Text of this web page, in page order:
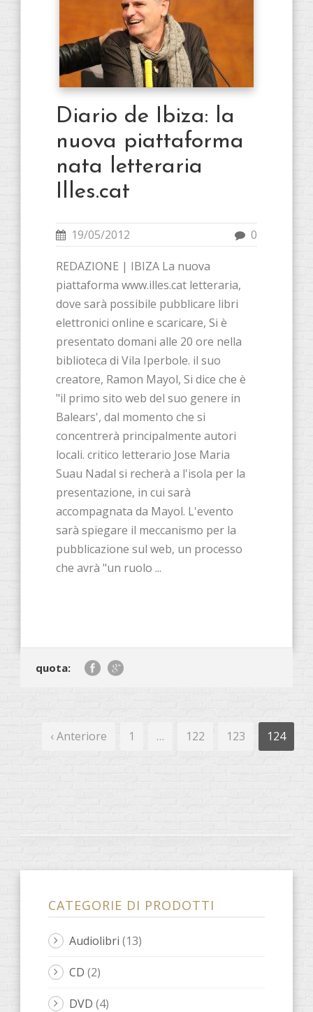
Diario de Ibiza: la
nuova piattaforma
nata letteraria
Illes.cat
19/05/2012 0
REDAZIONE | IBIZA La nuova
piattaforma www.illes.cat letteraria,
dove sarà possibile pubblicare libri
elettronici online e scaricare, Si è
presentato domani alle 20 ore nella
biblioteca di Vila Iperbole. il suo
creatore, Ramon Mayol, Si dice che è
"il primo sito web del suo genere in
Balears', dal momento che si
concentrerà principalmente autori
locali. critico letterario Jose Maria
Suau Nadal si recherà a l'isola per la
presentazione, in cui sarà
accompagnata da Mayol. L'evento
sarà spiegare il meccanismo per la
pubblicazione sul web, un processo
che avrà "un ruolo ...
quota:
‹ Anteriore 1 … 122 123 124
CATEGORIE DI PRODOTTI
Audiolibri (13)
CD (2)
DVD (4)